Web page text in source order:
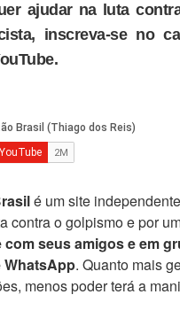
ajudar na luta
inscreva-se no
é um site
contra o golpismo e por
seus amigos e em
WhatsApp. Quanto mais
menos poder terá a